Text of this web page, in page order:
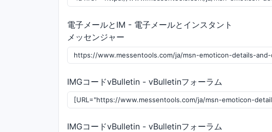
電子メールとIM - 電子メールとインスタント
メッセンジャー
IMGコードvBulletin - vBulletinフォーラム
IMGコードvBulletin - vBulletinフォーラム